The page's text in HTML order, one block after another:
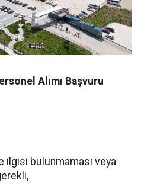
Alımı Başvuru
ilgisi bulunmaması veya